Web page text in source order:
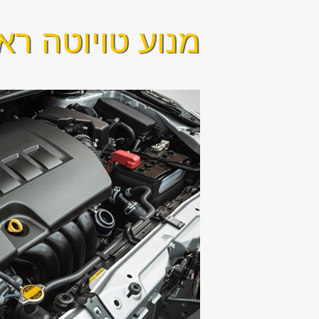
מנוע טויוטה